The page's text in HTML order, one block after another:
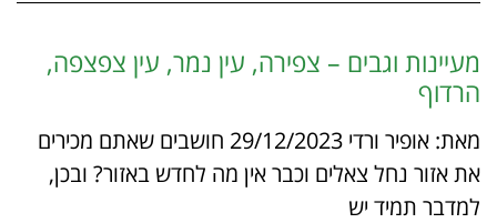
מעיינות וגבים – צפירה, עין נמר, עין צפצפה,
הרדוף
מאת: אופיר ורדי 29/12/2023 חושבים שאתם מכירים
את אזור נחל צאלים וכבר אין מה לחדש באזור? ובכן,
למדבר תמיד יש